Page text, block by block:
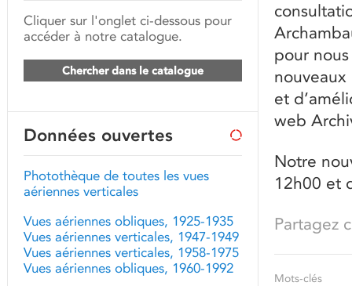
pour
et
web
Notre
12h00 et
Partagez
Mots-clés
Cliquer sur l'onglet ci-dessous pour
accéder à notre catalogue.
Chercher dans le catalogue
Données ouvertes
Photothèque de toutes les vues
aériennes verticales
Vues aériennes obliques, 1925-1935
Vues aériennes verticales, 1947-1949
Vues aériennes verticales, 1958-1975
Vues aériennes obliques, 1960-1992